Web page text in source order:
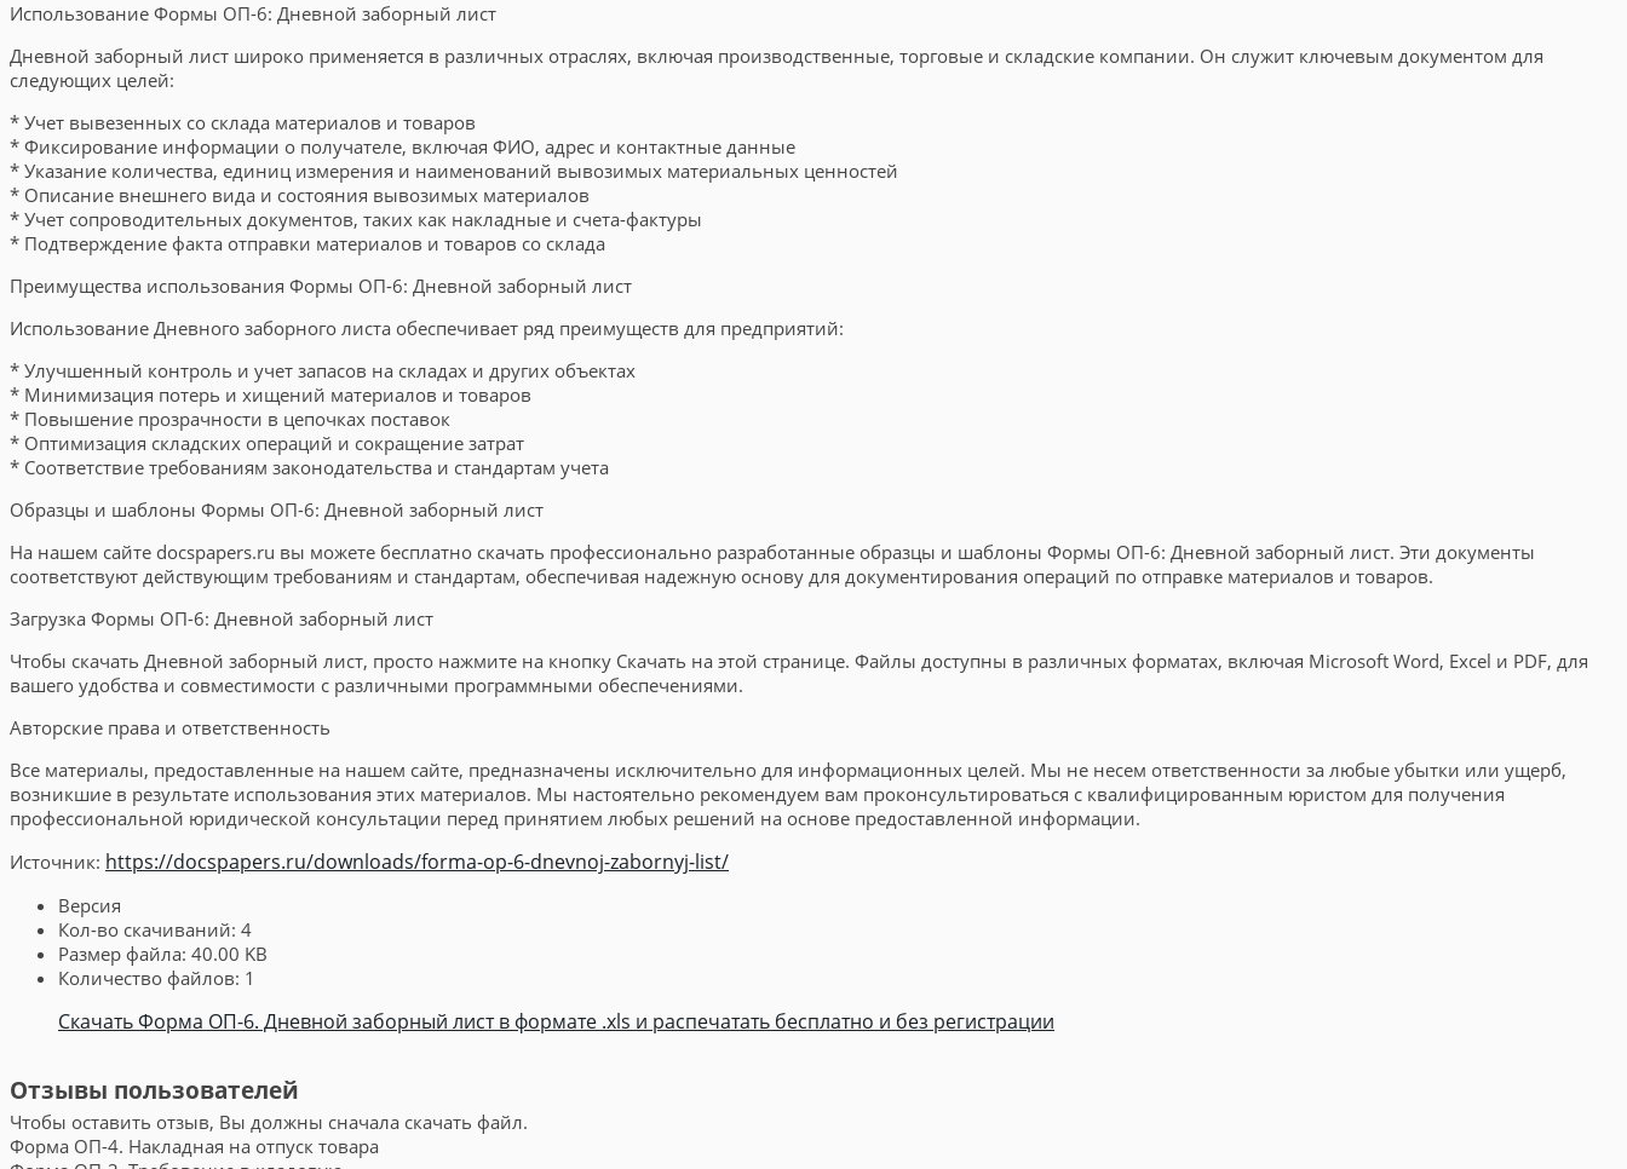
Использование Формы ОП-6: Дневной заборный лист
Дневной заборный лист широко применяется в различных отраслях, включая производственные, торговые и складские компании. Он служит ключевым документом для
следующих целей:
* Учет вывезенных со склада материалов и товаров
* Фиксирование информации о получателе, включая ФИО, адрес и контактные данные
* Указание количества, единиц измерения и наименований вывозимых материальных ценностей
* Описание внешнего вида и состояния вывозимых материалов
* Учет сопроводительных документов, таких как накладные и счета-фактуры
* Подтверждение факта отправки материалов и товаров со склада
Преимущества использования Формы ОП-6: Дневной заборный лист
Использование Дневного заборного листа обеспечивает ряд преимуществ для предприятий:
* Улучшенный контроль и учет запасов на складах и других объектах
* Минимизация потерь и хищений материалов и товаров
* Повышение прозрачности в цепочках поставок
* Оптимизация складских операций и сокращение затрат
* Соответствие требованиям законодательства и стандартам учета
Образцы и шаблоны Формы ОП-6: Дневной заборный лист
На нашем сайте docspapers.ru вы можете бесплатно скачать профессионально разработанные образцы и шаблоны Формы ОП-6: Дневной заборный лист. Эти документы
соответствуют действующим требованиям и стандартам, обеспечивая надежную основу для документирования операций по отправке материалов и товаров.
Загрузка Формы ОП-6: Дневной заборный лист
Чтобы скачать Дневной заборный лист, просто нажмите на кнопку Скачать на этой странице. Файлы доступны в различных форматах, включая Microsoft Word, Excel и PDF, для
вашего удобства и совместимости с различными программными обеспечениями.
Авторские права и ответственность
Все материалы, предоставленные на нашем сайте, предназначены исключительно для информационных целей. Мы не несем ответственности за любые убытки или ущерб,
возникшие в результате использования этих материалов. Мы настоятельно рекомендуем вам проконсультироваться с квалифицированным юристом для получения
профессиональной юридической консультации перед принятием любых решений на основе предоставленной информации.
Источник: https://docspapers.ru/downloads/forma-op-6-dnevnoj-zabornyj-list/
Версия
Кол-во скачиваний: 4
Размер файла: 40.00 KB
Количество файлов: 1
Скачать Форма ОП-6. Дневной заборный лист в формате .xls и распечатать бесплатно и без регистрации
Отзывы пользователей
Чтобы оставить отзыв, Вы должны сначала скачать файл.
Форма ОП-4. Накладная на отпуск товара